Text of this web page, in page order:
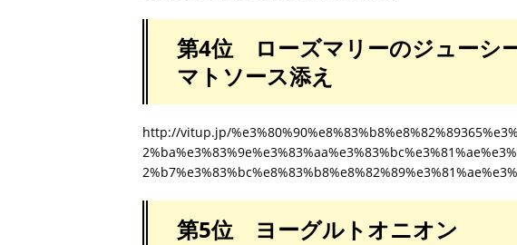
第4位 ローズマリーのジューシ
マトソース添え
http://vitup.jp/
第5位 ヨーグルトオニオン